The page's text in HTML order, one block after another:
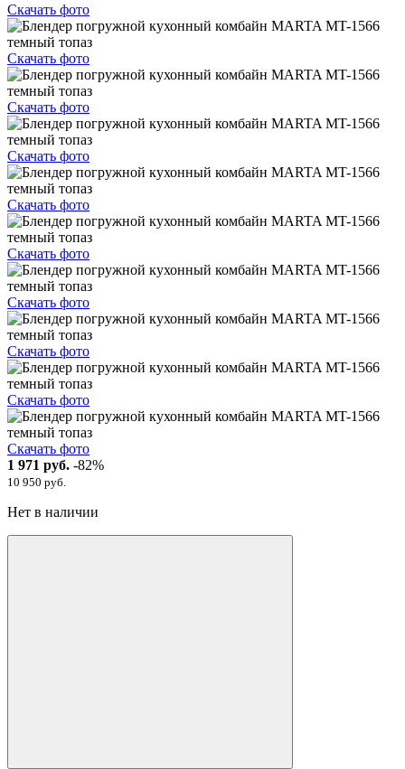
Скачать фото
Скачать фото
Скачать фото
Скачать фото
Скачать фото
Скачать фото
Скачать фото
Скачать фото
Скачать фото
Скачать фото
1 971 руб. -82%
10 950 руб.
Нет в наличии